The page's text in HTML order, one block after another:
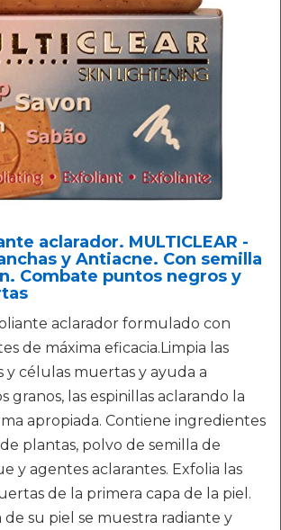
aclarador. MULTICLEAR -
y Antiacne. Con semilla
Combate puntos negros y
aclarador formulado con
de máxima eficacia.Limpia las
y células muertas y ayuda a
granos, las espinillas aclarando la
apropiada. Contiene ingredientes
plantas, polvo de semilla de
y agentes aclarantes. Exfolia las
de la primera capa de la piel.
de su piel se muestra radiante y